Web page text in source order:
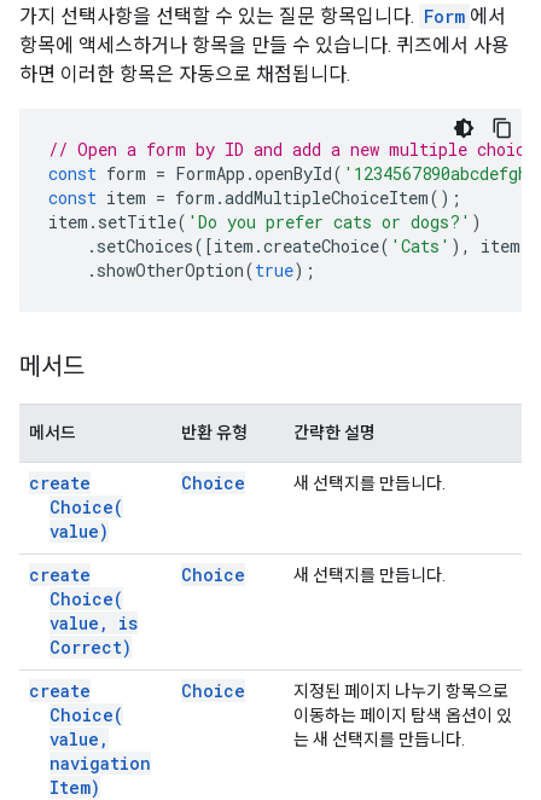
가지 선택사항을 선택할 수 있는 질문 항목입니다. Form 에서
항목에 액세스하거나 항목을 만들 수 있습니다. 퀴즈에서 사용
하면 이러한 항목은 자동으로 채점됩니다.
// Open a form by ID and add a new multiple
const form = FormApp .openById(
const item = form .addMultipleChoiceItem();
item . setTitle( 'Do you prefer cats or dogs?' )
. setChoices([item .createChoice( 'Cats' ), item
. showOtherOption(true);
메서드
메서드 반환 유형 간략한 설명
create
Choice(
value)
Choice 새 선택지를 만듭니다.
create
Choice(
value ,
is
Correct)
Choice 새 선택지를 만듭니다.
create
Choice(
value ,
navigation
Item)
Choice
지정된 페이지 나누기 항목으로
이동하는 페이지 탐색 옵션이 있
는 새 선택지를 만듭니다.